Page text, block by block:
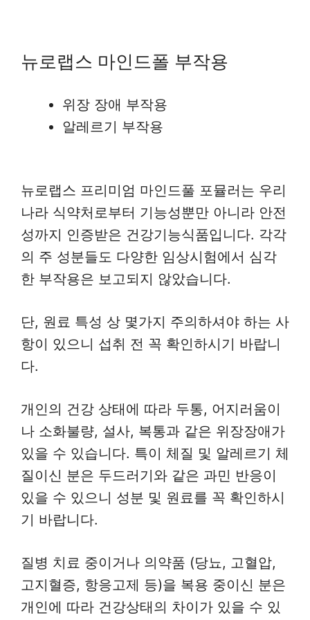
뉴로랩스 마인드폴 부작용
위장 장애 부작용
알레르기 부작용
뉴로랩스 프리미엄 마인드풀 포뮬러는 우리
나라 식약처로부터 기능성뿐만 아니라 안전
성까지 인증받은 건강기능식품입니다. 각각
의 주 성분들도 다양한 임상시험에서 심각
한 부작용은 보고되지 않았습니다.
단, 원료 특성 상 몇가지 주의하셔야 하는 사
항이 있으니 섭취 전 꼭 확인하시기 바랍니
다.
개인의 건강 상태에 따라 두통, 어지러움이
나 소화불량, 설사, 복통과 같은 위장장애가
있을 수 있습니다. 특이 체질 및 알레르기 체
질이신 분은 두드러기와 같은 과민 반응이
있을 수 있으니 성분 및 원료를 꼭 확인하시
기 바랍니다.
질병 치료 중이거나 의약품 (당뇨, 고혈압,
고지혈증, 항응고제 등)을 복용 중이신 분은
개인에 따라 건강상태의 차이가 있을 수 있